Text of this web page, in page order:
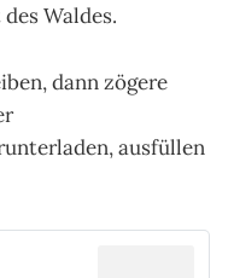
Waldes.
dann zögere
ausfüllen